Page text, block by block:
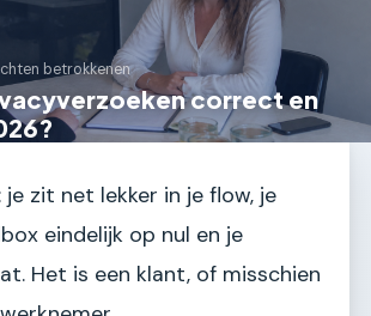
betrokkenen
correct en
je zit net lekker in je flow, je
eindelijk op nul en je
Het is een klant, of misschien